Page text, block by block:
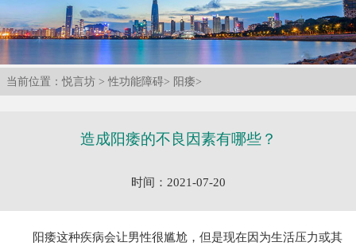
当前位置：悦言坊 >性功能障碍> 阳痿>
造成阳痿的不良因素有哪些？
时间：2021-07-20
阳痿这种疾病会让男性很尴尬，但是现在因为生活压力或其